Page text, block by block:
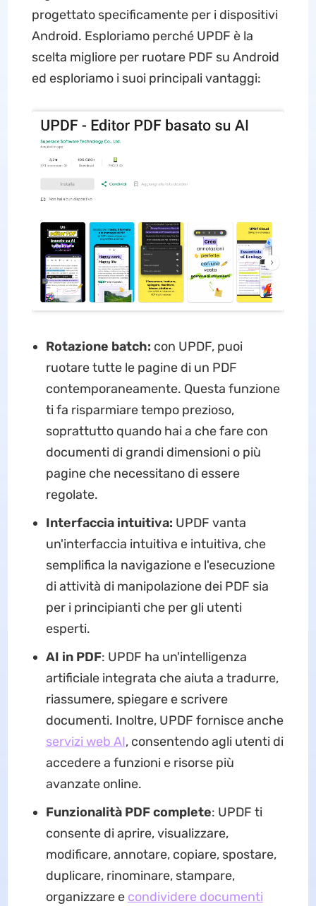
progettato specificamente per i dispositivi
Android. Esploriamo perché UPDF è la
scelta migliore per ruotare PDF su Android
ed esploriamo i suoi principali vantaggi:
Rotazione batch: con UPDF, puoi
ruotare tutte le pagine di un PDF
contemporaneamente. Questa funzione
ti fa risparmiare tempo prezioso,
soprattutto quando hai a che fare con
documenti di grandi dimensioni o più
pagine che necessitano di essere
regolate.
Interfaccia intuitiva: UPDF vanta
un'interfaccia intuitiva e intuitiva, che
semplifica la navigazione e l'esecuzione
di attività di manipolazione dei PDF sia
per i principianti che per gli utenti
esperti.
AI in PDF: UPDF ha un'intelligenza
artificiale integrata che aiuta a tradurre,
riassumere, spiegare e scrivere
documenti. Inoltre, UPDF fornisce anche
servizi web AI, consentendo agli utenti di
accedere a funzioni e risorse più
avanzate online.
Funzionalità PDF complete: UPDF ti
consente di aprire, visualizzare,
modificare, annotare, copiare, spostare,
duplicare, rinominare, stampare,
organizzare e condividere documenti